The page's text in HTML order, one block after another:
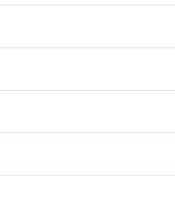
sizi analarınızın
hiçbir şey
sizi, analarınızın
sizi hiçbir şey
sizi analarınızın